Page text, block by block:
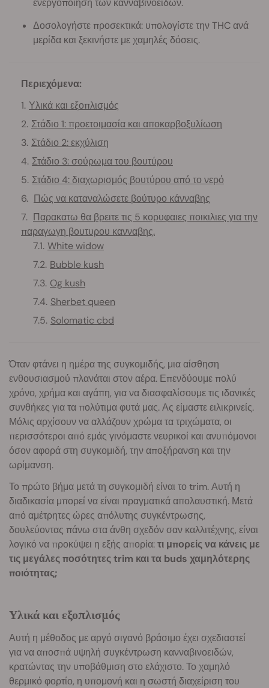
ενεργοποίηση των κανναβινοειδών.
Δοσολογήστε προσεκτικά: υπολογίστε την THC ανά
μερίδα και ξεκινήστε με χαμηλές δόσεις.
Περιεχόμενα:
Υλικά και εξοπλισμός
Στάδιο 1: προετοιμασία και αποκαρβοξυλίωση
Στάδιο 2: εκχύλιση
Στάδιο 3: σούρωμα του βουτύρου
Στάδιο 4: διαχωρισμός βουτύρου από το νερό
Πώς να καταναλώσετε βούτυρο κάνναβης
Παρακατω θα βρειτε τις 5 κορυφαιες ποικιλιες για την
παραγωγη βουτυρου κανναβης.
White widow
Bubble kush
Og kush
Sherbet queen
Solomatic cbd
Όταν φτάνει η ημέρα της συγκομιδής, μια αίσθηση
ενθουσιασμού πλανάται στον αέρα. Επενδύουμε πολύ
χρόνο, χρήμα και αγάπη, για να διασφαλίσουμε τις ιδανικές
συνθήκες για τα πολύτιμα φυτά μας. Ας είμαστε ειλικρινείς.
Μόλις αρχίσουν να αλλάζουν χρώμα τα τριχώματα, οι
περισσότεροι από εμάς γινόμαστε νευρικοί και ανυπόμονοι
όσον αφορά στη συγκομιδή, την αποξήρανση και την
ωρίμανση.
Το πρώτο βήμα μετά τη συγκομιδή είναι το trim. Αυτή η
διαδικασία μπορεί να είναι πραγματικά απολαυστική. Μετά
από αμέτρητες ώρες απόλυτης συγκέντρωσης,
δουλεύοντας πάνω στα άνθη σχεδόν σαν καλλιτέχνης, είναι
λογικό να προκύψει η εξής απορία:τι μπορείς να κάνεις με
τις μεγάλες ποσότητες trim και τα buds χαμηλότερης
ποιότητας;
Υλικά και εξοπλισμός
Αυτή η μέθοδος με αργό σιγανό βράσιμο έχει σχεδιαστεί
για να αποσπά υψηλή συγκέντρωση κανναβινοειδών,
κρατώντας την υποβάθμιση στο ελάχιστο. Το χαμηλό
θερμικό φορτίο, η υπομονή και η σωστή διαχείριση του